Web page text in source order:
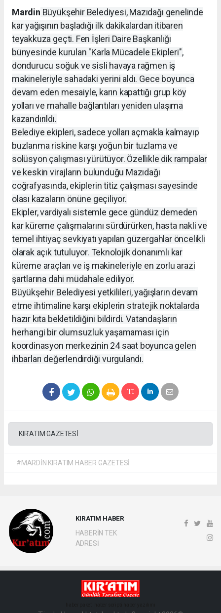
Mardin Büyükşehir Belediyesi, Mazıdağı genelinde
kar yağışının başladığı ilk dakikalardan itibaren
teyakkuza geçti. Fen İşleri Daire Başkanlığı
bünyesinde kurulan "Karla Mücadele Ekipleri",
dondurucu soğuk ve sisli havaya rağmen iş
makineleriyle sahadaki yerini aldı. Gece boyunca
devam eden mesaiyle, karın kapattığı grup köy
yolları ve mahalle bağlantıları yeniden ulaşıma
kazandırıldı.
Belediye ekipleri, sadece yolları açmakla kalmayıp
buzlanma riskine karşı yoğun bir tuzlama ve
solüsyon çalışması yürütüyor. Özellikle dik rampalar
ve keskin virajların bulunduğu Mazıdağı
coğrafyasında, ekiplerin titiz çalışması sayesinde
olası kazaların önüne geçiliyor.
Ekipler, vardiyalı sistemle gece gündüz demeden
kar küreme çalışmalarını sürdürürken, hasta nakli ve
temel ihtiyaç sevkiyatı yapılan güzergahlar öncelikli
olarak açık tutuluyor. Teknolojik donanımlı kar
küreme araçları ve iş makineleriyle en zorlu arazi
şartlarına dahi müdahale ediliyor.
Büyükşehir Belediyesi yetkilileri, yağışların devam
etme ihtimaline karşı ekiplerin stratejik noktalarda
hazır kıta bekletildiğini bildirdi. Vatandaşların
herhangi bir olumsuzluk yaşamaması için
koordinasyon merkezinin 24 saat boyunca gelen
ihbarları değerlendirdiği vurgulandı.
KIR'ATIM GAZETESİ
#MARDİN KIRATIM HABER GAZETESİ
KIRATIM HABER
HABERİN TEK
ADRESİ